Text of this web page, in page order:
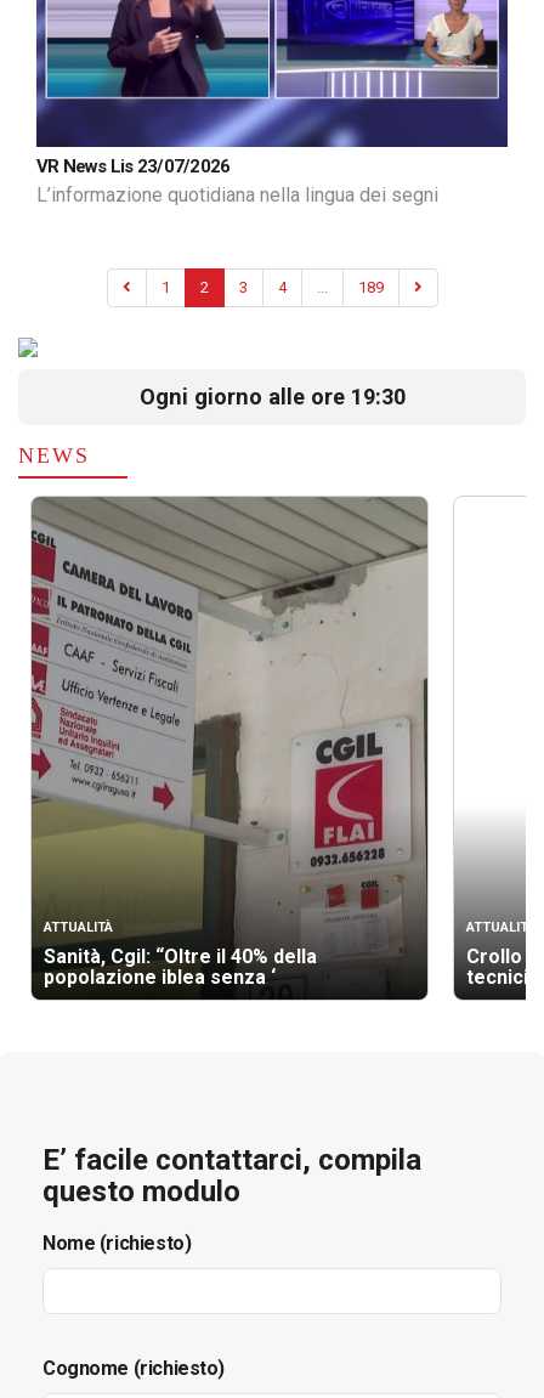
VR News Lis 23/07/2026
L’informazione quotidiana nella lingua dei segni
1 2 3 4 189
Ogni giorno alle ore 19:30
NEWS
ATTUALITÀ
Sanità, Cgil: “Oltre il 40% della
popolazione iblea senza ‘
ATTUALITÀ
Crollo
tecnici
E’ facile contattarci, compila
questo modulo
Nome (richiesto)
Cognome (richiesto)